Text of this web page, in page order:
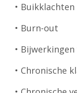
• Buikklachten
• Burn-out
•
• Chronische